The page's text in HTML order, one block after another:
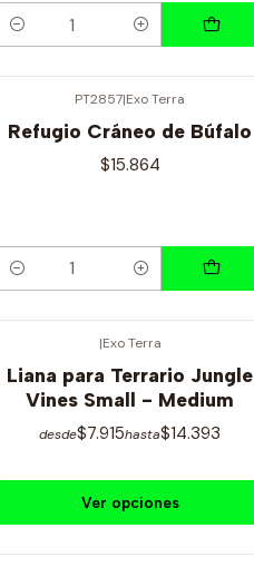
Cantidad
PT2857|Exo Terra
Refugio Cráneo de Búfalo
$15.864
Cantidad
|Exo Terra
Liana para Terrario Jungle
Vines Small - Medium
desde$7.915hasta$14.393
Ver opciones